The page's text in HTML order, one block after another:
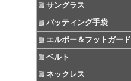
サングラス
バッティング手袋
エルボー＆フットガード
ベルト
ネックレス